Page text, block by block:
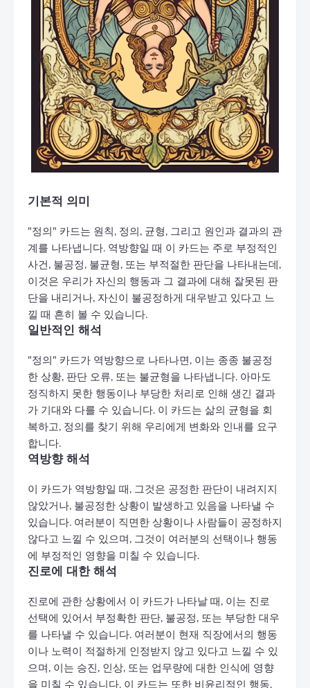
기본적 의미
"정의" 카드는 원칙, 정의, 균형, 그리고 원인과 결과의 관
계를 나타냅니다. 역방향일 때 이 카드는 주로 부정적인
사건, 불공정, 불균형, 또는 부적절한 판단을 나타내는데,
이것은 우리가 자신의 행동과 그 결과에 대해 잘못된 판
단을 내리거나, 자신이 불공정하게 대우받고 있다고 느
낄 때 흔히 볼 수 있습니다.
일반적인 해석
"정의" 카드가 역방향으로 나타나면, 이는 종종 불공정
한 상황, 판단 오류, 또는 불균형을 나타냅니다. 아마도
정직하지 못한 행동이나 부당한 처리로 인해 생긴 결과
가 기대와 다를 수 있습니다. 이 카드는 삶의 균형을 회
복하고, 정의를 찾기 위해 우리에게 변화와 인내를 요구
합니다.
역방향 해석
이 카드가 역방향일 때, 그것은 공정한 판단이 내려지지
않았거나, 불공정한 상황이 발생하고 있음을 나타낼 수
있습니다. 여러분이 직면한 상황이나 사람들이 공정하지
않다고 느낄 수 있으며, 그것이 여러분의 선택이나 행동
에 부정적인 영향을 미칠 수 있습니다.
진로에 대한 해석
진로에 관한 상황에서 이 카드가 나타날 때, 이는 진로
선택에 있어서 부정확한 판단, 불공정, 또는 부당한 대우
를 나타낼 수 있습니다. 여러분이 현재 직장에서의 행동
이나 노력이 적절하게 인정받지 않고 있다고 느낄 수 있
으며, 이는 승진, 인상, 또는 업무량에 대한 인식에 영향
을 미칠 수 있습니다. 이 카드는 또한 비윤리적인 행동,